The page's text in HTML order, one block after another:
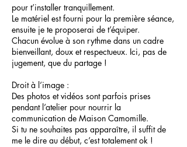
pour t’installer tranquillement.
Le matériel est fourni pour la première séance,
ensuite je te proposerai de t’équiper.
Chacun évolue à son rythme dans un cadre
bienveillant, doux et respectueux. Ici, pas de
jugement, que du partage !
Droit à l’image :
Des photos et vidéos sont parfois prises
pendant l’atelier pour nourrir la
communication de Maison Camomille.
Si tu ne souhaites pas apparaître, il suffit de
me le dire au début, c’est totalement ok !